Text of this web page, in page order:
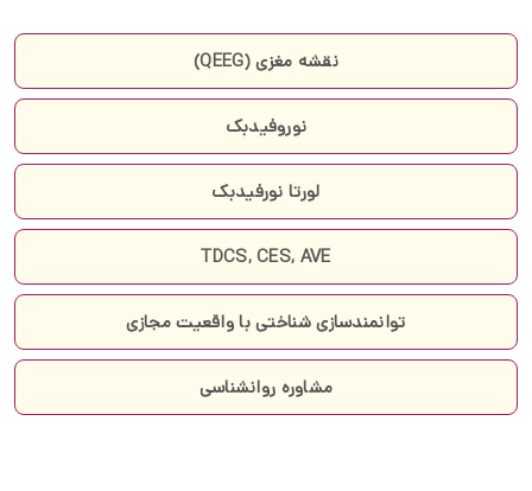
نقشه مغزی (QEEG)
نوروفیدبک
لورتا نورفیدبک
TDCS, CES, AVE
توانمندسازی شناختی با واقعیت مجازی
مشاوره روانشناسی